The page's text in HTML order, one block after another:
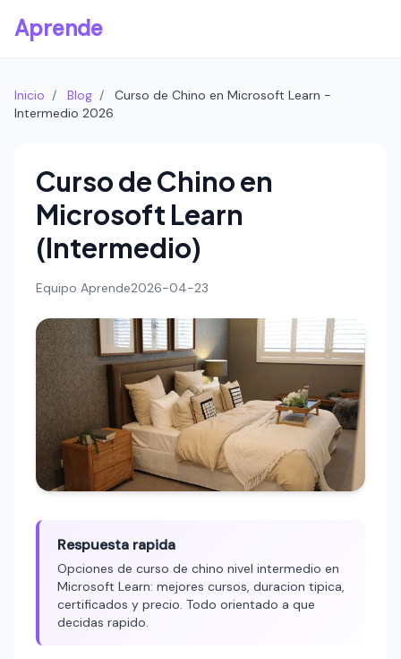
Aprende
Inicio / Blog /
Curso de Chino en Microsoft Learn -
Intermedio 2026
Curso de Chino en
Microsoft Learn
(Intermedio)
Equipo Aprende2026-04-23
Respuesta rapida
Opciones de curso de chino nivel intermedio en
Microsoft Learn: mejores cursos, duracion tipica,
certificados y precio. Todo orientado a que
decidas rapido.